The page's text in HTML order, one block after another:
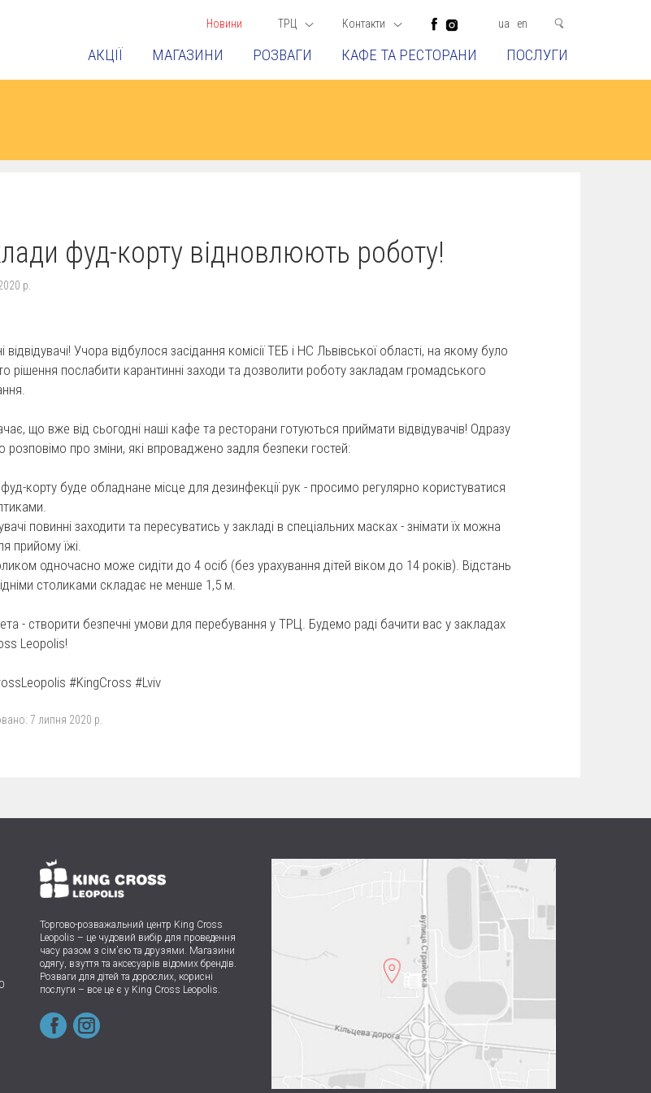
Новини ТРЦ Контакти ua en
АКЦІЇ МАГАЗИНИ РОЗВАГИ КАФЕ ТА РЕСТОРАНИ ПОСЛУГИ
фуд-корту відновлюють роботу!
р.
відвідувачі! Учора відбулося засідання комісії ТЕБ і НС Львівської області, на якому було
рішення послабити карантинні заходи та дозволити роботу закладам громадського
що вже від сьогодні наші кафе та ресторани готуються приймати відвідувачів! Одразу
розповімо про зміни, які впроваджено задля безпеки гостей:
фуд-корту буде обладнане місце для дезинфекції рук - просимо регулярно користуватися
повинні заходити та пересуватись у закладі в спеціальних масках - знімати їх можна
прийому їжі.
одночасно може сидіти до 4 осіб (без урахування дітей віком до 14 років). Відстань
столиками складає не менше 1,5 м.
- створити безпечні умови для перебування у ТРЦ. Будемо раді бачити вас у закладах
Leopolis!
#KingCross #Lviv
7 липня 2020 р.
Торгово-розважальний центр King Cross
Leopolis – це чудовий вибір для проведення
часу разом з сім’єю та друзями. Магазини
одягу, взуття та аксесуарів відомих брендів.
Розваги для дітей та дорослих, корисні
послуги – все це є у King Cross Leopolis.